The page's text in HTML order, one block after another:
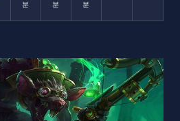
분
분
분